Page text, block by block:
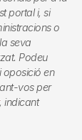
portal i, si
o
seva
Podeu
oposició en
vos per
, indicant